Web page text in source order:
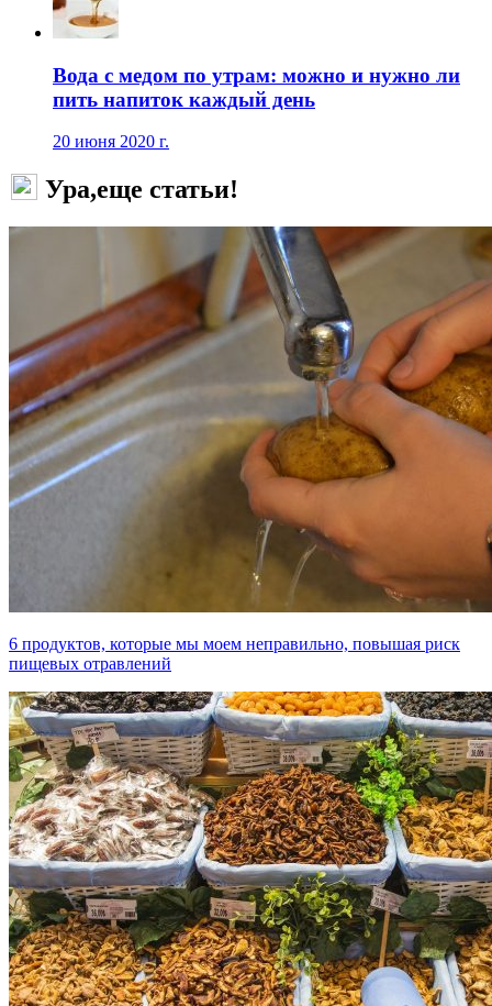
Вода с медом по утрам: можно и нужно ли
пить напиток каждый день
20 июня 2020 г.
Ура,еще статьи!
6 продуктов, которые мы моем неправильно, повышая риск
пищевых отравлений